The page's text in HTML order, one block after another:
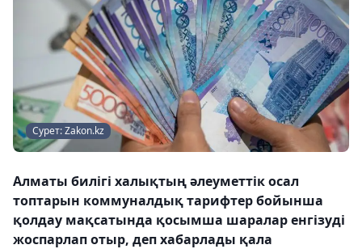
Сурет: Zakon.kz
Алматы билігі халықтың әлеуметтік осал
топтарын коммуналдық тарифтер бойынша
қолдау мақсатында қосымша шаралар енгізуді
жоспарлап отыр, деп хабарлады қала